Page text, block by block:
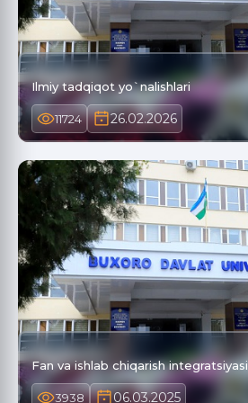
Ilmiy tadqiqot yo`nalishlari
11724 26.02.2026
Fan va ishlab chiqarish integratsiyasi
3938 06.03.2025